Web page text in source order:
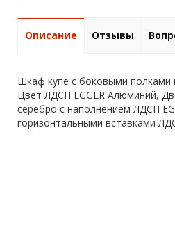
Описание Отзывы
Шкаф купе с боковыми полками
Цвет ЛДСП EGGER Алюминий,
серебро с наполнением ЛДСП
горизонтальными вставками